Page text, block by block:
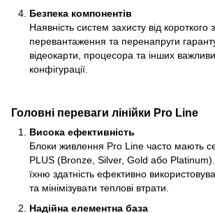
Безпека компонентів
Наявність систем захисту від короткого
перевантаження та перенапруги
відеокарти, процесора та інших
конфігурації.
Головні переваги лінійки Pro Line
Висока ефективність
Блоки живлення Pro Line часто мають
PLUS (Bronze, Silver, Gold або
їхню здатність ефективно
та мінімізувати теплові втрати.
Надійна елементна база